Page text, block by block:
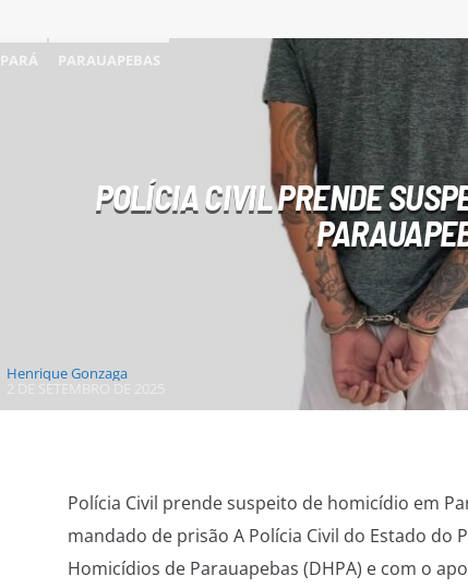
PARÁ PARAUAPEBAS
POLÍCIA CIVIL PRENDE
Henrique Gonzaga
Polícia Civil prende suspeito de homicídio em
mandado de prisão A Polícia Civil do Estado do
Homicídios de Parauapebas (DHPA) e com o